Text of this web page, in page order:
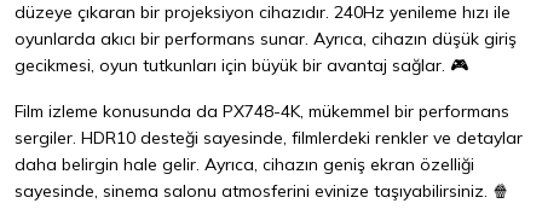
düzeye çıkaran bir projeksiyon cihazıdır. 240Hz yenileme hızı ile
oyunlarda akıcı bir performans sunar. Ayrıca, cihazın düşük giriş
gecikmesi, oyun tutkunları için büyük bir avantaj sağlar. 🎮
Film izleme konusunda da PX748-4K, mükemmel bir performans
sergiler. HDR10 desteği sayesinde, filmlerdeki renkler ve detaylar
daha belirgin hale gelir. Ayrıca, cihazın geniş ekran özelliği
sayesinde, sinema salonu atmosferini evinize taşıyabilirsiniz. 🍿